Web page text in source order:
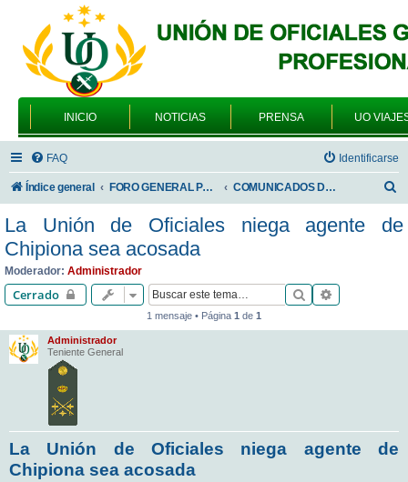
INICIO NOTICIAS PRENSA UO
FAQ Identificarse
Índice general FORO GENERAL PARA TODOS LOS USUARIOS COMUNICADOS DE LA UNIÓN DE OFICIALES
s
La Unión de Oficiales niega agente de
Chipiona sea acosada
Moderador: Administrador
Cerrado Buscar
1 mensaje • Página 1 de 1
Administrador
Teniente General
La Unión de Oficiales niega agente de
Chipiona sea acosada